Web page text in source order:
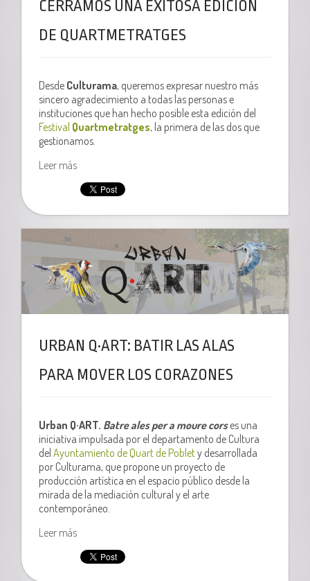
CERRAMOS UNA EXITOSA EDICIÓN
DE QUARTMETRATGES
Desde Culturama, queremos expresar nuestro más
sincero agradecimiento a todas las personas e
instituciones que han hecho posible esta edición del
Festival Quartmetratges, la primera de las dos que
gestionamos.
Leer más
URBAN Q·ART: BATIR LAS ALAS
PARA MOVER LOS CORAZONES
Urban Q·ART. Batre ales per a moure corses una
iniciativa impulsada por el departamento de Cultura
delAyuntamiento de Quart de Poblety desarrollada
por Culturama, que propone un proyecto de
producción artística en el espacio público desde la
mirada de la mediación cultural y el arte
contemporáneo.
Leer más